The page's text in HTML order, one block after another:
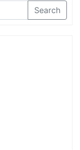
Search